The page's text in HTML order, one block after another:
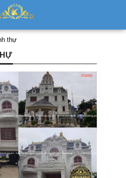
thự